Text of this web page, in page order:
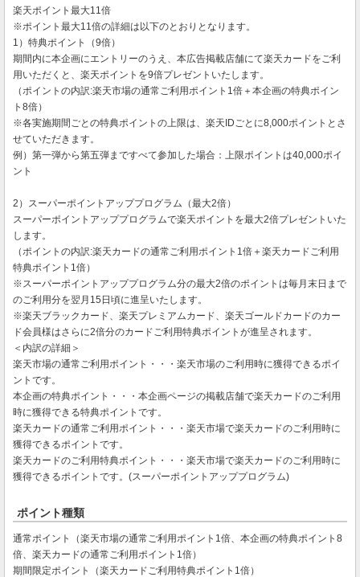
楽天ポイント最大11倍
※ポイント最大11倍の詳細は以下のとおりとなります。
1）特典ポイント（9倍）
期間内に本企画にエントリーのうえ、本広告掲載店舗にて楽天カードをご利
用いただくと、楽天ポイントを9倍プレゼントいたします。
（ポイントの内訳:楽天市場の通常ご利用ポイント1倍＋本企画の特典ポイン
ト8倍）
※各実施期間ごとの特典ポイントの上限は、楽天IDごとに8,000ポイントとさ
せていただきます。
例）第一弾から第五弾まですべて参加した場合：上限ポイントは40,000ポイ
ント
2）スーパーポイントアッププログラム（最大2倍）
スーパーポイントアッププログラムで楽天ポイントを最大2倍プレゼントいた
します。
（ポイントの内訳:楽天カードの通常ご利用ポイント1倍＋楽天カードご利用
特典ポイント1倍）
※スーパーポイントアッププログラム分の最大2倍のポイントは毎月末日まで
のご利用分を翌月15日頃に進呈いたします。
※楽天ブラックカード、楽天プレミアムカード、楽天ゴールドカードのカー
ド会員様はさらに2倍分のカードご利用特典ポイントが進呈されます。
＜内訳の詳細＞
楽天市場の通常ご利用ポイント・・・楽天市場のご利用時に獲得できるポイ
ントです。
本企画の特典ポイント・・・本企画ページの掲載店舗で楽天カードのご利用
時に獲得できる特典ポイントです。
楽天カードの通常ご利用ポイント・・・楽天市場で楽天カードのご利用時に
獲得できるポイントです。
楽天カードのご利用特典ポイント・・・楽天市場で楽天カードのご利用時に
獲得できるポイントです。(スーパーポイントアッププログラム)
ポイント種類
通常ポイント（楽天市場の通常ご利用ポイント1倍、本企画の特典ポイント8
倍、楽天カードの通常ご利用ポイント1倍）
期間限定ポイント（楽天カードご利用特典ポイント1倍）